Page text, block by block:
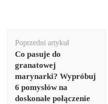
wpisu
Poprzedni artykuł
Co pasuje do
granatowej
marynarki? Wypróbuj
6 pomysłów na
doskonałe połączenie